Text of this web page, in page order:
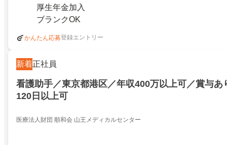
厚生年金加入
ブランクOK
かんたん応募登録エントリー
新着正社員
看護助手／東京都港区／年収400万以上可／賞与あ
120日以上可
医療法人財団 順和会 山王メディカルセンター